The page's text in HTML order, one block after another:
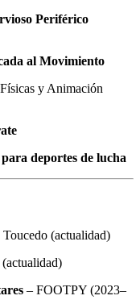
Periférico
al Movimiento
y Animación
deportes de lucha
(actualidad)
– FOOTPY (2023–